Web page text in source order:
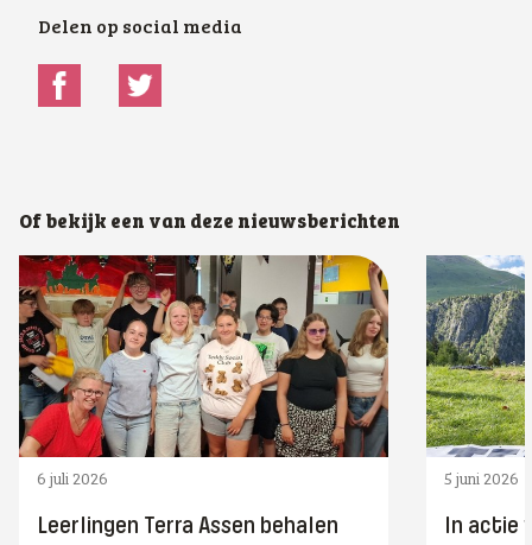
Delen op social media
Of bekijk een van deze nieuwsberichten
6 juli 2026
Leerlingen Terra Assen behalen
5 juni 2026
In actie